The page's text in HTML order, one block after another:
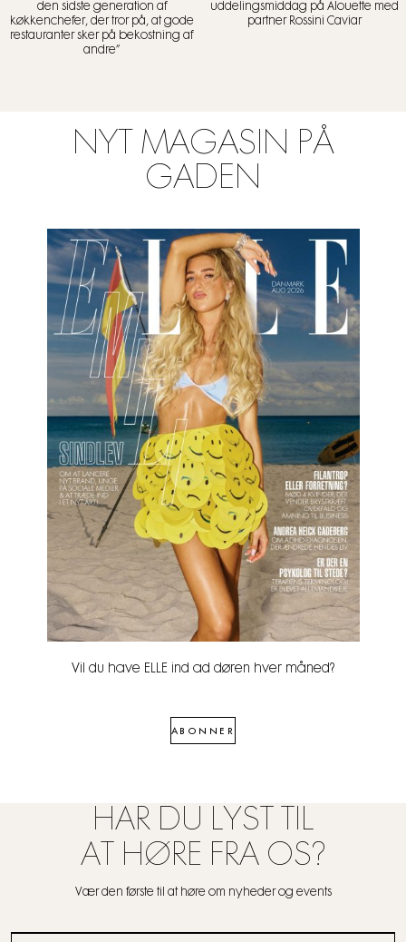
den sidste generation af
køkkenchefer, der tror på, at gode
restauranter sker på bekostning af
andre”
uddelingsmiddag på Alouette med
partner Rossini Caviar
NYT MAGASIN PÅ
GADEN
Vil du have ELLE ind ad døren hver måned?
ABONNER
HAR DU LYST TIL
AT HØRE FRA OS?
Vær den første til at høre om nyheder og events